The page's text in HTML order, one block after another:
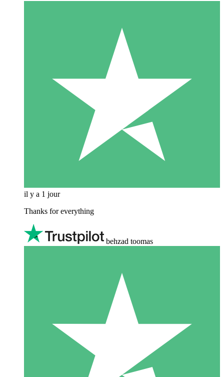
il y a 1 jour
Thanks for everything
behzad toomas